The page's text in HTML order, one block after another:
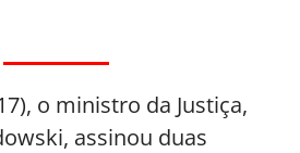
o ministro da Justiça,
assinou duas